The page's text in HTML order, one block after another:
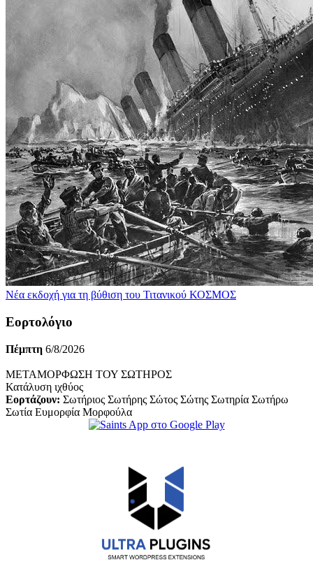
Νέα εκδοχή για τη βύθιση του Τιτανικού ΚΟΣΜΟΣ
Εορτολόγιο
Πέμπτη 6/8/2026
ΜΕΤΑΜΟΡΦΩΣΗ ΤΟΥ ΣΩΤΗΡΟΣ
Κατάλυση ιχθύος
Εορτάζουν: Σωτήριος Σωτήρης Σώτος Σώτης Σωτηρία Σωτήρω
Σωτία Ευμορφία Μορφούλα